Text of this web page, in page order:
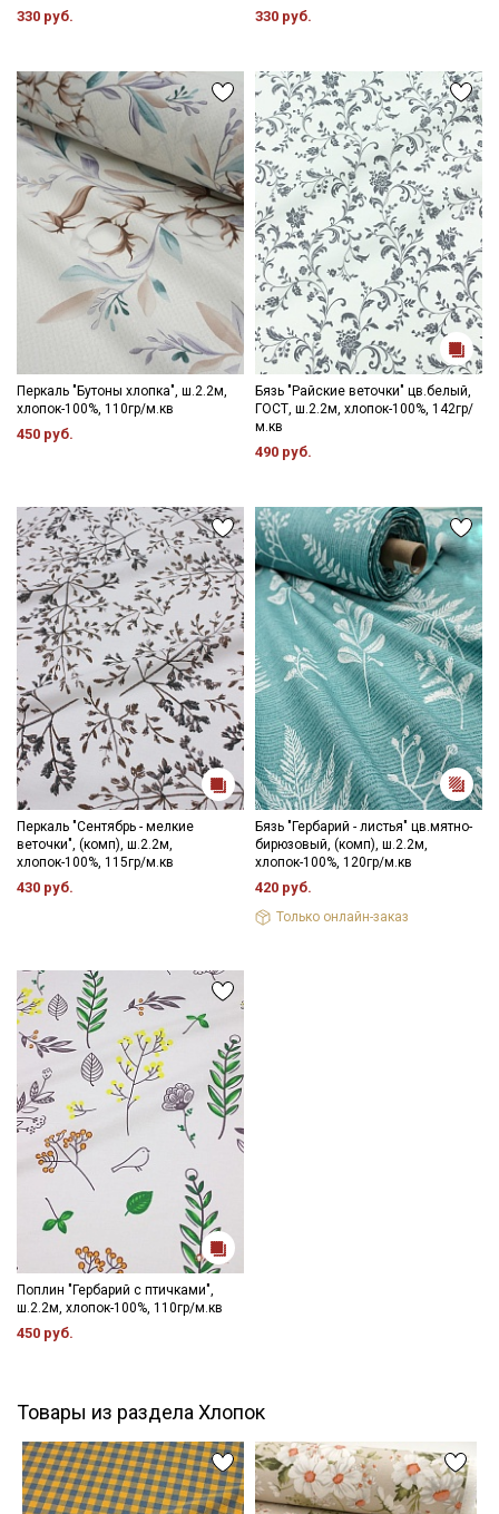
330 руб. 330 руб.
Перкаль "Бутоны хлопка", ш.2.2м,
хлопок-100%, 110гр/м.кв
450 руб.
Бязь "Райские веточки" цв.белый,
ГОСТ, ш.2.2м, хлопок-100%, 142гр/
м.кв
490 руб.
Перкаль "Сентябрь - мелкие
веточки", (комп), ш.2.2м,
хлопок-100%, 115гр/м.кв
430 руб.
Бязь "Гербарий - листья" цв.мятно-
бирюзовый, (комп), ш.2.2м,
хлопок-100%, 120гр/м.кв
420 руб.
Только онлайн-заказ
Поплин "Гербарий с птичками",
ш.2.2м, хлопок-100%, 110гр/м.кв
450 руб.
Товары из раздела Хлопок